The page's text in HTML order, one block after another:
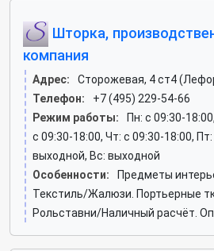
Шторка,
компания
Адрес:
Сторожевая, 4 ст4
Телефон:
+7 (495) 229-54-66
Режим работы:
Пн: c 09:30-
c 09:30-18:00, Чт: c 09:30-18:00,
выходной, Вс: выходной
Особенности:
Предметы
Текстиль/Жалюзи. Портьерные
Рольставни/Наличный расчёт.